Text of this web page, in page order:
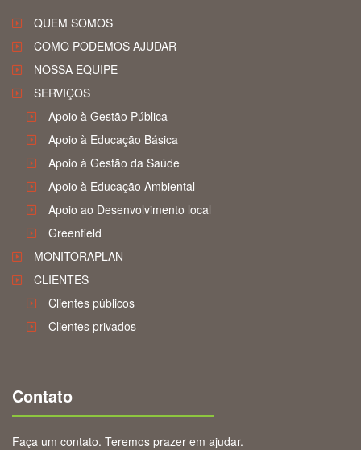
QUEM SOMOS
COMO PODEMOS AJUDAR
NOSSA EQUIPE
SERVIÇOS
Apoio à Gestão Pública
Apoio à Educação Básica
Apoio à Gestão da Saúde
Apoio à Educação Ambiental
Apoio ao Desenvolvimento local
Greenfield
MONITORAPLAN
CLIENTES
Clientes públicos
Clientes privados
Contato
Faça um contato. Teremos prazer em ajudar.